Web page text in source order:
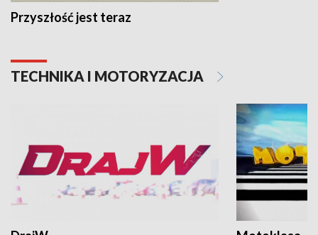
Przyszłość jest teraz
TECHNIKA I MOTORYZACJA